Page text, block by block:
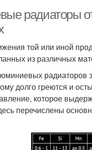
радиаторы
той или иной
из различных
радиаторов
долго греются и
которое
перечислены